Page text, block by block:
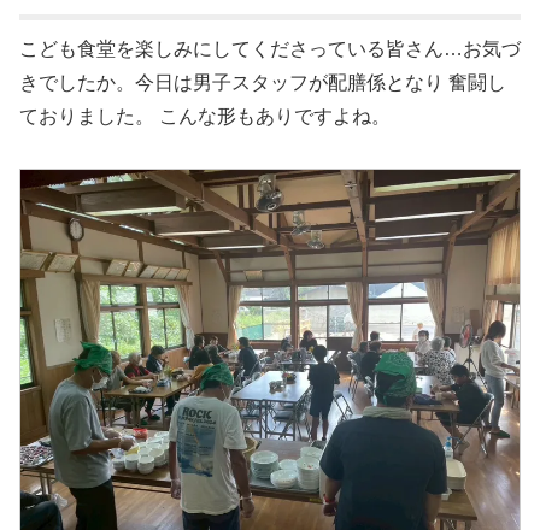
こども食堂を楽しみにしてくださっている皆さん…お気づ
きでしたか。今日は男子スタッフが配膳係となり 奮闘し
ておりました。 こんな形もありですよね。